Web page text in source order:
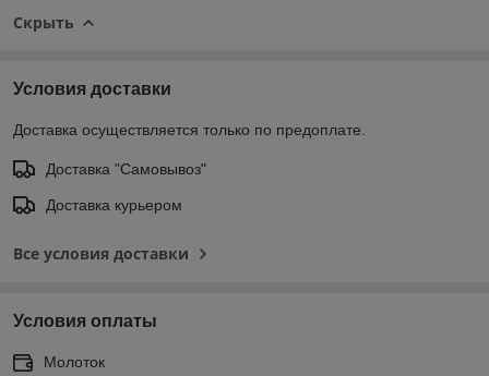
Скрыть
Условия доставки
Доставка осуществляется только по предоплате.
Доставка "Самовывоз"
Доставка курьером
Все условия доставки
Условия оплаты
Молоток